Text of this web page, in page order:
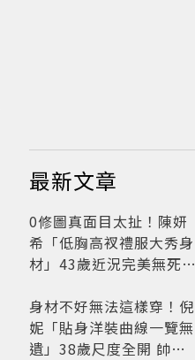
最新文章
0修圖真面目太扯！陳妍
希「低胸高衩禮服大秀身
材」43歲近況完美無死角
身材不好無法這樣穿！倪
妮「貼身洋裝曲線一覽無
遺」38歲尺度全開 帥氣